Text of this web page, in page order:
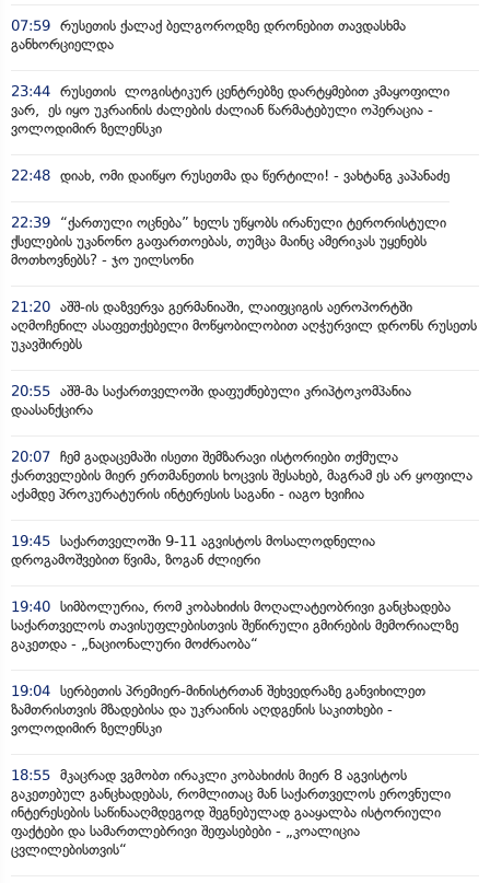
07:59 რუსეთის ქალაქ ბელგოროდზე დრონებით თავდასხმა
განხორციელდა
23:44 რუსეთის ლოგისტიკურ ცენტრებზე დარტყმებით კმაყოფილი
ვარ, ეს იყო უკრაინის ძალების ძალიან წარმატებული ოპერაცია -
ვოლოდიმირ ზელენსკი
22:48 დიახ, ომი დაიწყო რუსეთმა და წერტილი! - ვახტანგ კაპანაძე
22:39
“ქართული ოცნება” ხელს უწყობს ირანული ტერორისტული
ქსელების უკანონო გაფართოებას, თუმცა მაინც ამერიკას უყენებს
მოთხოვნებს? - ჯო უილსონი
21:20 აშშ-ის დაზვერვა გერმანიაში, ლაიფციგის აეროპორტში
აღმოჩენილ ასაფეთქებელი მოწყობილობით აღჭურვილ დრონს რუსეთს
უკავშირებს
20:55 აშშ-მა საქართველოში დაფუძნებული კრიპტოკომპანია
დაასანქცირა
20:07 ჩემ გადაცემაში ისეთი შემზარავი ისტორიები თქმულა
ქართველების მიერ ერთმანეთის ხოცვის შესახებ, მაგრამ ეს არ ყოფილა
აქამდე პროკურატურის ინტერესის საგანი - იაგო ხვიჩია
19:45 საქართველოში 9-11 აგვისტოს მოსალოდნელია
დროგამოშვებით წვიმა, ზოგან ძლიერი
19:40 სიმბოლურია, რომ კობახიძის მოღალატეობრივი განცხადება
საქართველოს თავისუფლებისთვის შეწირული გმირების მემორიალზე
გაკეთდა - „ნაციონალური მოძრაობა“
19:04 სერბეთის პრემიერ-მინისტრთან შეხვედრაზე განვიხილეთ
ზამთრისთვის მზადებისა და უკრაინის აღდგენის საკითხები -
ვოლოდიმირ ზელენსკი
18:55 მკაცრად ვგმობთ ირაკლი კობახიძის მიერ 8 აგვისტოს
გაკეთებულ განცხადებას, რომლითაც მან საქართველოს ეროვნული
ინტერესების საწინააღმდეგოდ შეგნებულად გააყალბა ისტორიული
ფაქტები და სამართლებრივი შეფასებები - „კოალიცია
ცვლილებისთვის“